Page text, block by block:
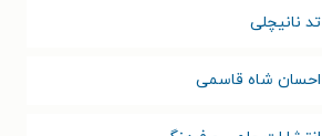
تد نانیچلی
احسان شاه قاسمی